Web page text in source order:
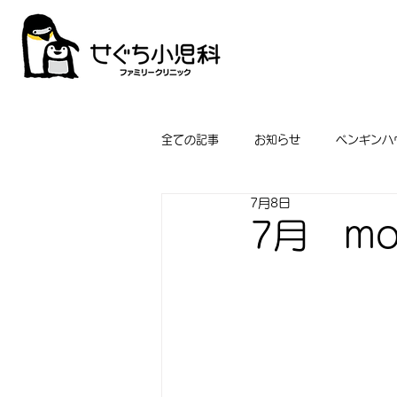
全ての記事 お知らせ ペンギンハ
7月
7月8日